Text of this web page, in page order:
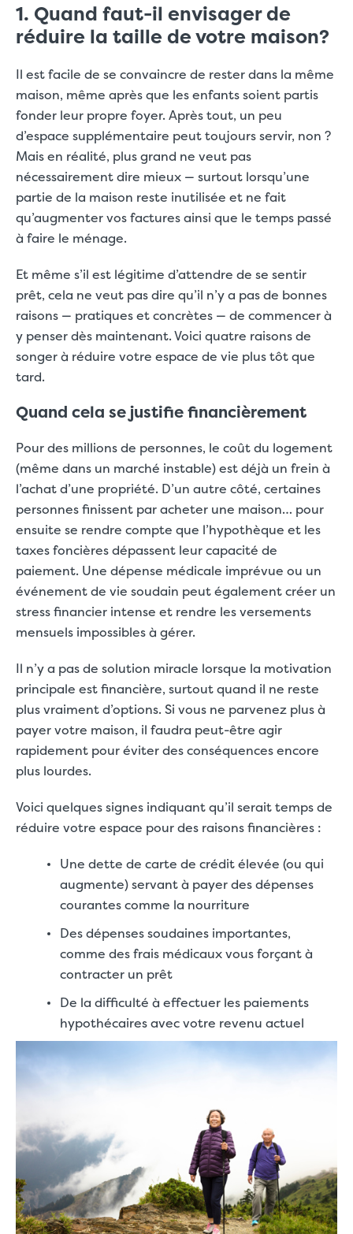
1. Quand faut-il envisager de
réduire la taille de votre maison?
Il est facile de se convaincre de rester dans la même
maison, même après que les enfants soient partis
fonder leur propre foyer. Après tout, un peu
d’espace supplémentaire peut toujours servir, non ?
Mais en réalité, plus grand ne veut pas
nécessairement dire mieux — surtout lorsqu’une
partie de la maison reste inutilisée et ne fait
qu’augmenter vos factures ainsi que le temps passé
à faire le ménage.
Et même s’il est légitime d’attendre de se sentir
prêt, cela ne veut pas dire qu’il n’y a pas de bonnes
raisons — pratiques et concrètes — de commencer à
y penser dès maintenant. Voici quatre raisons de
songer à réduire votre espace de vie plus tôt que
tard.
Quand cela se justifie financièrement
Pour des millions de personnes, le coût du logement
(même dans un marché instable) est déjà un frein à
l’achat d’une propriété. D’un autre côté, certaines
personnes finissent par acheter une maison… pour
ensuite se rendre compte que l’hypothèque et les
taxes foncières dépassent leur capacité de
paiement. Une dépense médicale imprévue ou un
événement de vie soudain peut également créer un
stress financier intense et rendre les versements
mensuels impossibles à gérer.
Il n’y a pas de solution miracle lorsque la motivation
principale est financière, surtout quand il ne reste
plus vraiment d’options. Si vous ne parvenez plus à
payer votre maison, il faudra peut-être agir
rapidement pour éviter des conséquences encore
plus lourdes.
Voici quelques signes indiquant qu’il serait temps de
réduire votre espace pour des raisons financières :
Une dette de carte de crédit élevée (ou qui
augmente) servant à payer des dépenses
courantes comme la nourriture
Des dépenses soudaines importantes,
comme des frais médicaux vous forçant à
contracter un prêt
De la difficulté à effectuer les paiements
hypothécaires avec votre revenu actuel